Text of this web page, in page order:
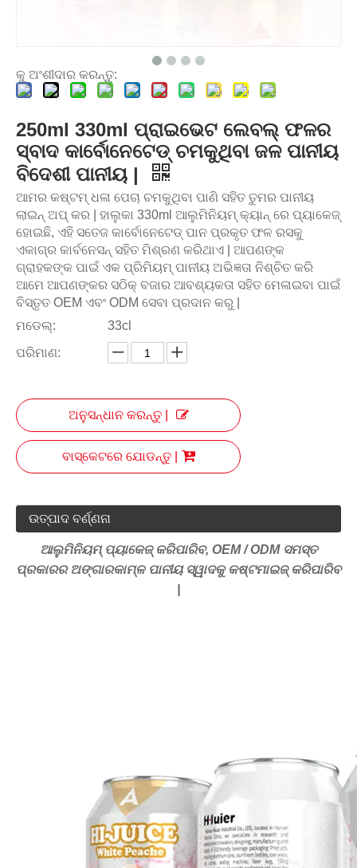
କୁ ଅଂଶୀଦାର କରନ୍ତୁ:
250ml 330ml ପ୍ରାଇଭେଟ ଲେବଲ୍ ଫଳର
ସ୍ବାଦ କାର୍ବୋନେଟେଡ୍ ଚମକୁଥିବା ଜଳ ପାନୀୟ
ବିଦେଶୀ ପାନୀୟ |
ଆମର କଷ୍ଟମ୍ ଧଳା ପେଚା ଚମକୁଥିବା ପାଣି ସହିତ ତୁମର ପାନୀୟ
ଲାଇନ୍ ଅପ୍ କର | ହାଲୁକା 330ml ଆଲୁମିନିୟମ୍ କ୍ୟାନ୍ ରେ ପ୍ୟାକେଜ୍
ହୋଇଛି, ଏହି ସତେଜ କାର୍ବୋନେଟେଡ୍ ପାନ ପ୍ରକୃତ ଫଳ ରସକୁ
ଏକାଗ୍ର କାର୍ବନେସନ୍ ସହିତ ମିଶ୍ରଣ କରିଥାଏ | ଆପଣଙ୍କ
ଗ୍ରାହକଙ୍କ ପାଇଁ ଏକ ପ୍ରିମିୟମ୍ ପାନୀୟ ଅଭିଜ୍ଞତା ନିଶ୍ଚିତ କରି
ଆମେ ଆପଣଙ୍କର ସଠିକ୍ ବଜାର ଆବଶ୍ୟକତା ସହିତ ମେଳାଇବା ପାଇଁ
ବିସ୍ତୃତ OEM ଏବଂ ODM ସେବା ପ୍ରଦାନ କରୁ |
ମଡେଲ୍:
33cl
ପରିମାଣ:
ଅନୁସନ୍ଧାନ କରନ୍ତୁ |
ବାସ୍କେଟରେ ଯୋଡନ୍ତୁ |
ଉତ୍ପାଦ ବର୍ଣ୍ଣନା
ଆଲୁମିନିୟମ୍ ପ୍ୟାକେଜ୍ କରିପାରିବ, OEM / ODM ସମସ୍ତ
ପ୍ରକାରର ଅଙ୍ଗାରକାମ୍ଳ ପାନୀୟ ସ୍ୱାଦକୁ କଷ୍ଟମାଇଜ୍ କରିପାରିବ